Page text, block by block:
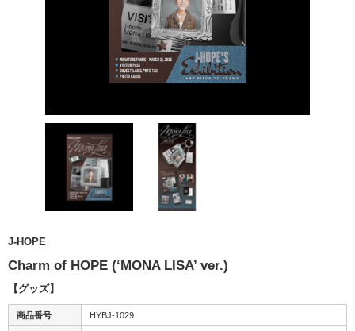
J-HOPE
Charm of HOPE (‘MONA LISA’ ver.)
【グッズ】
商品番号 HYBJ-1029